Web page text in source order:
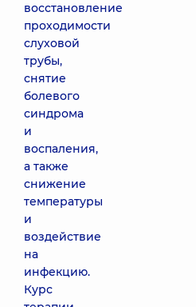
восстановление
проходимости
слуховой
трубы,
снятие
болевого
синдрома
и
воспаления,
а также
снижение
температуры
и
воздействие
на
инфекцию.
Курс